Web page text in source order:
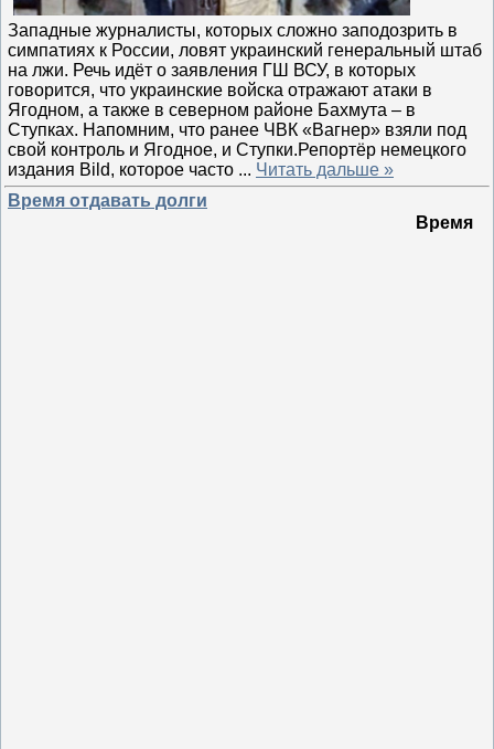
Западные журналисты, которых сложно заподозрить в
симпатиях к России, ловят украинский генеральный штаб
на лжи. Речь идёт о заявления ГШ ВСУ, в которых
говорится, что украинские войска отражают атаки в
Ягодном, а также в северном районе Бахмута – в
Ступках. Напомним, что ранее ЧВК «Вагнер» взяли под
свой контроль и Ягодное, и Ступки.Репортёр немецкого
издания Bild, которое часто ... Читать дальше »
Время отдавать долги
Время